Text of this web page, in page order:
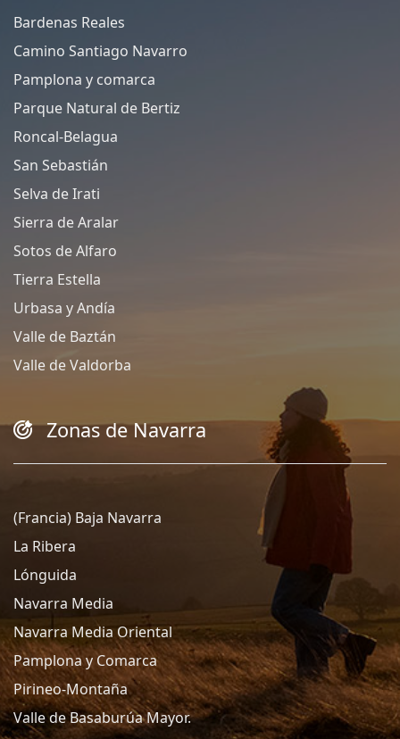
Bardenas Reales
Camino Santiago Navarro
Pamplona y comarca
Parque Natural de Bertiz
Roncal-Belagua
San Sebastián
Selva de Irati
Sierra de Aralar
Sotos de Alfaro
Tierra Estella
Urbasa y Andía
Valle de Baztán
Valle de Valdorba
Zonas de Navarra
(Francia) Baja Navarra
La Ribera
Lónguida
Navarra Media
Navarra Media Oriental
Pamplona y Comarca
Pirineo-Montaña
Valle de Basaburúa Mayor.